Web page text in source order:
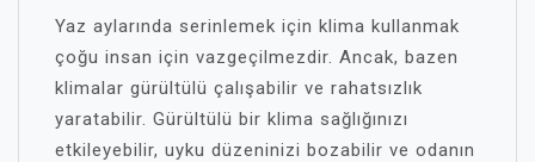
Yaz aylarında serinlemek için klima kullanmak
çoğu insan için vazgeçilmezdir. Ancak, bazen
klimalar gürültülü çalışabilir ve rahatsızlık
yaratabilir. Gürültülü bir klima sağlığınızı
etkileyebilir, uyku düzeninizi bozabilir ve odanın